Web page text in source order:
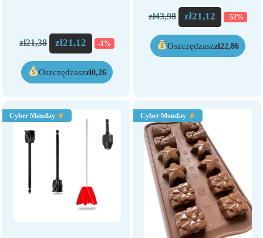
zł21,38 zł21,12 -1%
Oszczędzaszzł0,26
zł43,98 zł21,12 -52%
Oszczędzaszzł22,86
Cyber Monday Cyber Monday